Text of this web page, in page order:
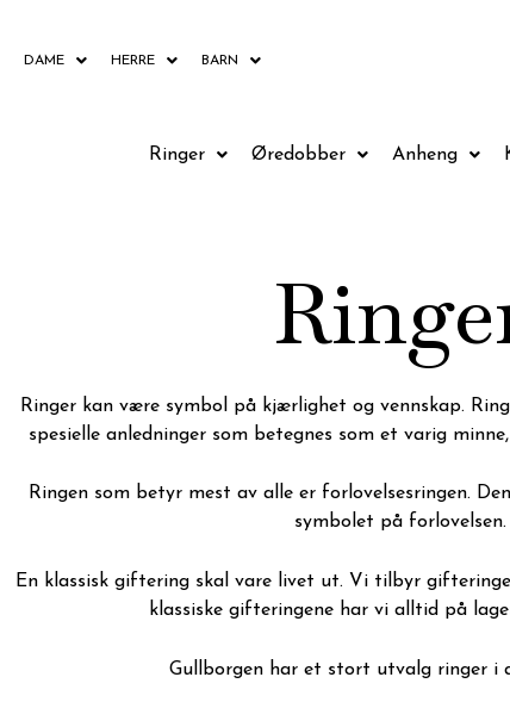
DAME HERRE BARN
Ringer Øredobber Anheng
Ringer kan være symbol på kjærlighet og vennskap.
spesielle anledninger som betegnes som et varig
Ringen som betyr mest av alle er forlovelsesringen.
symbolet på forlovelsen.
En klassisk giftering skal vare livet ut. Vi tilbyr
klassiske gifteringene har vi alltid på
Gullborgen har et stort utvalg ringer i